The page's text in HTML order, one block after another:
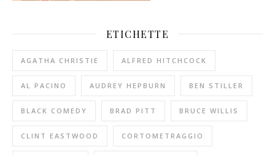
ETICHETTE
AGATHA CHRISTIE ALFRED HITCHCOCK
AL PACINO AUDREY HEPBURN BEN STILLER
BLACK COMEDY BRAD PITT BRUCE WILLIS
CLINT EASTWOOD CORTOMETRAGGIO